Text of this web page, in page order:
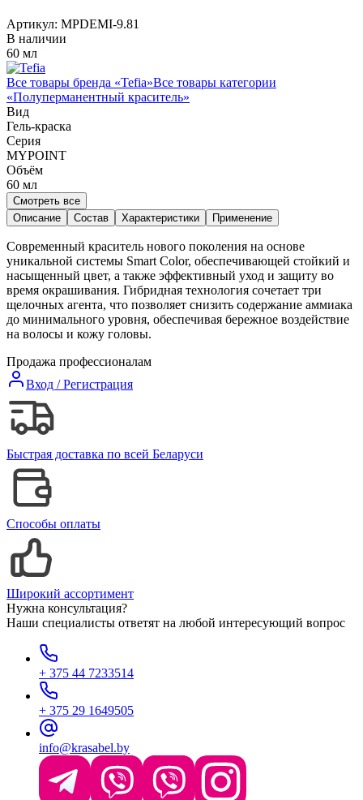
Артикул: MPDEMI-9.81
В наличии
60 мл
Все товары бренда «Tefia»Все товары категории
«Полуперманентный краситель»
Вид
Гель-краска
Серия
MYPOINT
Объём
60 мл
Смотреть все
Описание
Состав Характеристики Применение
Современный краситель нового поколения на основе
уникальной системы Smart Color, обеспечивающей стойкий и
насыщенный цвет, а также эффективный уход и защиту во
время окрашивания. Гибридная технология сочетает три
щелочных агента, что позволяет снизить содержание аммиака
до минимального уровня, обеспечивая бережное воздействие
на волосы и кожу головы.
Продажа профессионалам
Вход / Регистрация
Быстрая доставка по всей Беларуси
Способы оплаты
Широкий ассортимент
Нужна консультация?
Наши специалисты ответят на любой интересующий вопрос
+ 375 44 7233514
+ 375 29 1649505
info@krasabel.by